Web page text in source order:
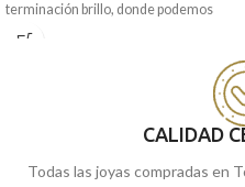
terminación brillo, donde podemos
encontrar la imagen central, de la tan
, con un sencillo tallado
lateral. Tu medalla con la patrona de la
disponible en nuestra web. Una joya
para toda la vida.
CALIDAD
Todas las joyas compradas en